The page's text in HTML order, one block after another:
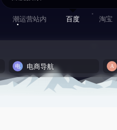
潮运营站内 百度 淘宝
电商导航